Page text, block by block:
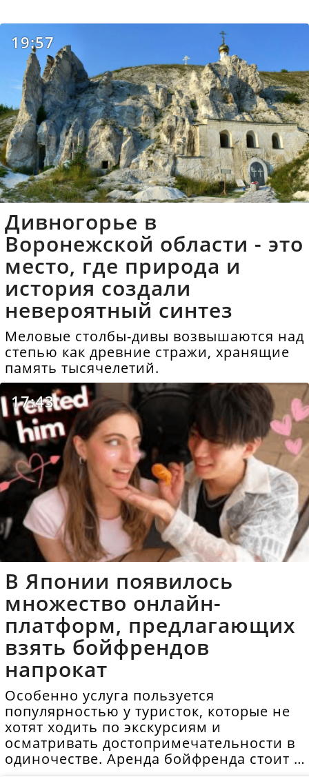
19:57
Дивногорье в
Воронежской области - это
место, где природа и
история создали
невероятный синтез
Меловые столбы-дивы возвышаются над
степью как древние стражи, хранящие
память тысячелетий.
17:43
В Японии появилось
множество онлайн-
платформ, предлагающих
взять бойфрендов
напрокат
Особенно услуга пользуется
популярностью у туристок, которые не
хотят ходить по экскурсиям и
осматривать достопримечательности в
одиночестве. Аренда бойфренда стоит в